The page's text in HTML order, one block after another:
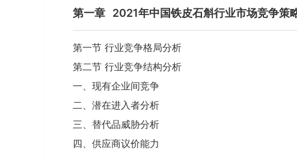
第一章 2021年中国铁皮石斛行业市场竞争策
第一节 行业竞争格局分析
第二节 行业竞争结构分析
一、现有企业间竞争
二、潜在进入者分析
三、替代品威胁分析
四、供应商议价能力